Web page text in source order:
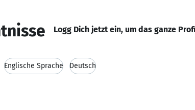
Logg Dich jetzt ein, um das ganze
Englische Sprache Deutsch